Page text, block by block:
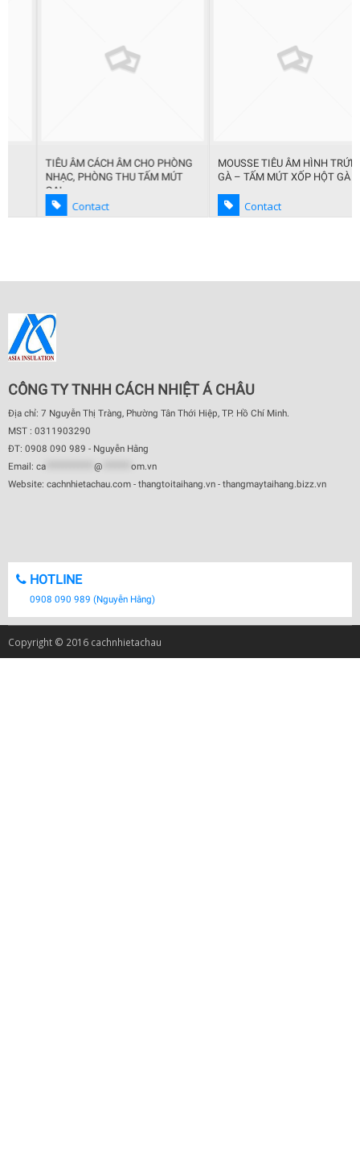
TIÊU ÂM CÁCH ÂM CHO PHÒNG
NHẠC, PHÒNG THU TẤM MÚT
Contact
MOUSSE TIÊU ÂM HÌNH TRỨNG
GÀ – TẤM MÚT XỐP HỘT GÀ
Contact
CÔNG TY TNHH CÁCH NHIỆT Á CHÂU
Địa chỉ: 7 Nguyễn Thị Tràng, Phường Tân Thới Hiệp, TP. Hồ Chí Minh.
MST : 0311903290
ĐT: 0908 090 989 - Nguyễn Hằng
Email: ca @
om.vn
Website: cachnhietachau.com - thangtoitaihang.vn - thangmaytaihang.bizz.vn
HOTLINE
0908 090 989 (Nguyễn Hằng)
Copyright © 2016 cachnhietachau